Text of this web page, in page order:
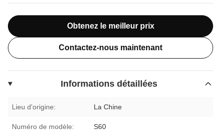
Obtenez le meilleur prix
Contactez-nous maintenant
Informations détaillées
Lieu d'origine: La Chine
Numéro de modèle: S60